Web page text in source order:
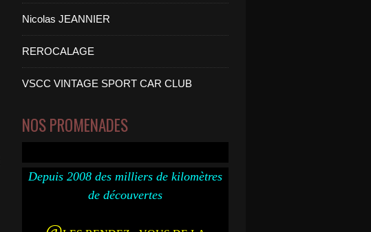
Nicolas JEANNIER
REROCALAGE
VSCC VINTAGE SPORT CAR CLUB
NOS PROMENADES
Depuis 2008 des milliers de kilomètres
de découvertes